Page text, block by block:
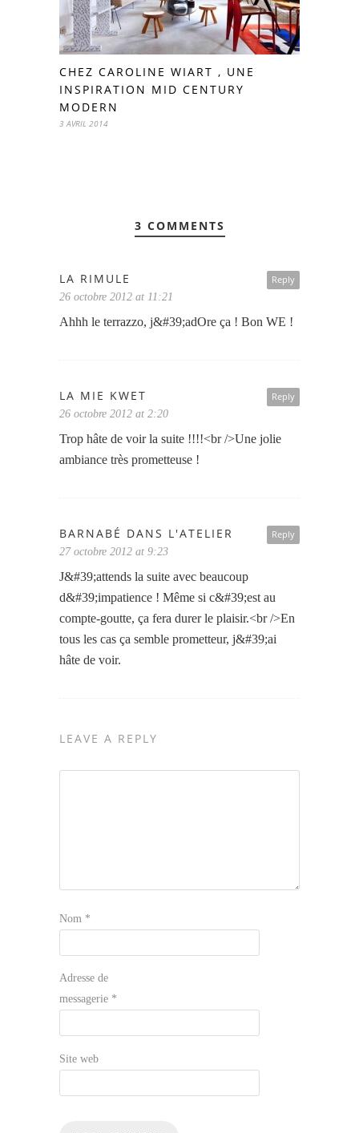
CHEZ CAROLINE WIART , UNE
INSPIRATION MID CENTURY
MODERN
3 AVRIL 2014
3 COMMENTS
Reply
LA RIMULE
26 octobre 2012 at 11:21
Ahhh le terrazzo, j&#39;adOre ça ! Bon WE !
Reply
LA MIE KWET
26 octobre 2012 at 2:20
Trop hâte de voir la suite !!!!<br />Une jolie
ambiance très prometteuse !
Reply
BARNABÉ DANS L'ATELIER
27 octobre 2012 at 9:23
J&#39;attends la suite avec beaucoup
d&#39;impatience ! Même si c&#39;est au
compte-goutte, ça fera durer le plaisir.<br />En
tous les cas ça semble prometteur, j&#39;ai
hâte de voir.
LEAVE A REPLY
Nom *
Adresse de
messagerie *
Site web